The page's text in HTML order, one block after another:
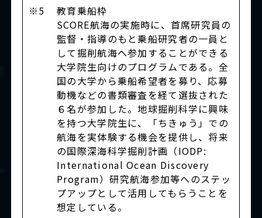
※5
教育乗船枠
SCORE航海の実施時に、首席研究員の
監督・指導のもと乗船研究者の一員と
して掘削航海へ参加することができる
大学院生向けのプログラムである。全
国の大学から乗船希望者を募り、応募
動機などの書類審査を経て選抜された
６名が参加した。地球掘削科学に興味
を持つ大学院生に、「ちきゅう」での
航海を実体験する機会を提供し、将来
の国際深海科学掘削計画（IODP:
International Ocean Discovery
Program）研究航海参加等へのステッ
プアップとして活用してもらうことを
想定している。